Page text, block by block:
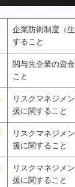
企業防衛制度（
すること
関与先企業の資
こと
リスクマネジメ
援に関すること
リスクマネジメ
援に関すること
リスクマネジメ
援に関すること